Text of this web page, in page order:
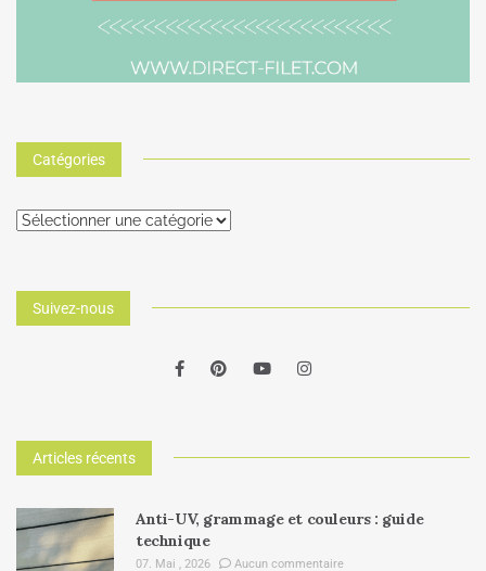
Catégories
Suivez-nous
Articles récents
Anti-UV, grammage et couleurs : guide
technique
07. Mai , 2026 Aucun commentaire